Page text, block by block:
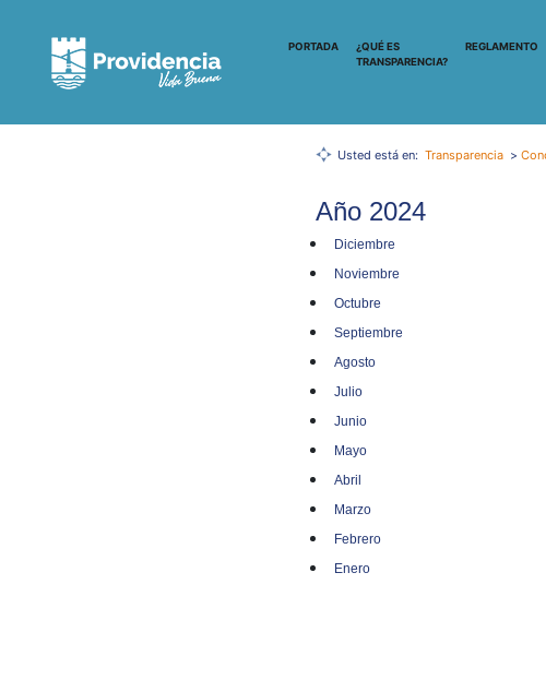
PORTADA
¿QUÉ ES
TRANSPARENCIA?
REGLAMENTO
Usted está en: Transparencia >
Año 2024
Diciembre
Noviembre
Octubre
Septiembre
Agosto
Julio
Junio
Mayo
Abril
Marzo
Febrero
Enero